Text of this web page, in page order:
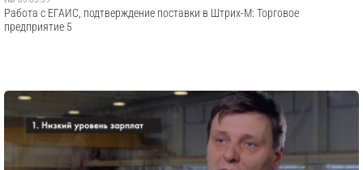
Работа с ЕГАИС, подтверждение поставки в Штрих-М: Торговое
предприятие 5